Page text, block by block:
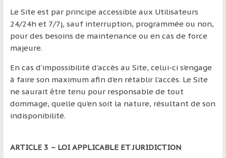
Le Site est par principe accessible aux Utilisateurs
24/24h et 7/7j, sauf interruption, programmée ou non,
pour des besoins de maintenance ou en cas de force
majeure.
En cas d’impossibilité d’accès au Site, celui-ci s’engage
à faire son maximum afin d’en rétablir l’accès. Le Site
ne saurait être tenu pour responsable de tout
dommage, quelle qu’en soit la nature, résultant de son
indisponibilité.
ARTICLE 3 – LOI APPLICABLE ET JURIDICTION